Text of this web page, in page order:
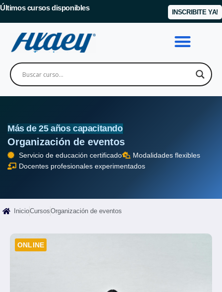
Últimos cursos disponibles
INSCRIBITE YA!
Más de 25 años capacitando
Organización de eventos
Servicio de educación certificado
Modalidades flexibles
Docentes profesionales experimentados
InicioCursosOrganización de eventos
ONLINE